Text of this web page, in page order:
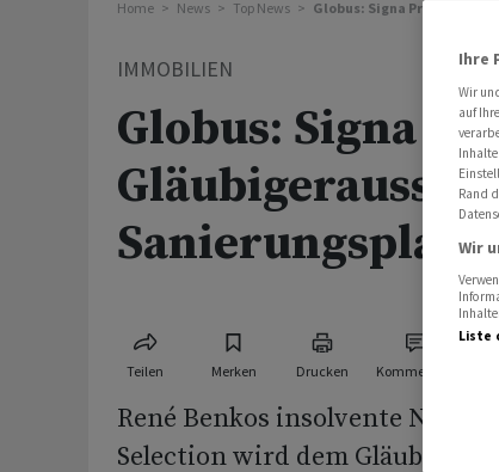
Home News Top News Globus: Signa Prime legt
IMMOBILIEN
Globus: Signa
Sanierungsplan
Teilen Merken Drucken Kommentare
René Benkos insolvente
Selection wird dem
Ihre
Wir
auf
Rand
Wir
Liste